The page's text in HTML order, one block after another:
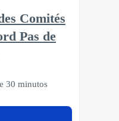
Comités
Pas de
30 minutos